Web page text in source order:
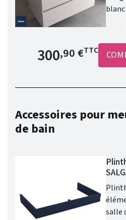
blanc
un
Prix de base
300,90 €TTC
Accessoires pour
de bain
salle